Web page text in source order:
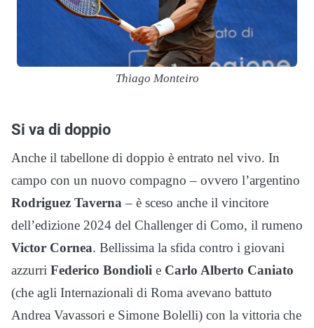
Thiago Monteiro
Si va di doppio
Anche il tabellone di doppio è entrato nel vivo. In
campo con un nuovo compagno – ovvero l’argentino
Rodriguez Taverna – è sceso anche il vincitore
dell’edizione 2024 del Challenger di Como, il rumeno
Victor Cornea. Bellissima la sfida contro i giovani
azzurri Federico Bondioli e Carlo Alberto Caniato
(che agli Internazionali di Roma avevano battuto
Andrea Vavassori e Simone Bolelli) con la vittoria che